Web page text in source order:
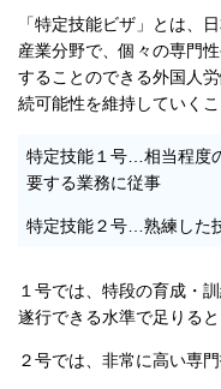
「特定技能ビザ」とは、
産業分野で、個々の専門
することのできる外国人
続可能性を維持していく
特定技能１号…相当程度
要する業務に従事
特定技能２号…熟練した
１号では、特段の育成・
遂行できる水準で足りると
２号では、非常に高い専